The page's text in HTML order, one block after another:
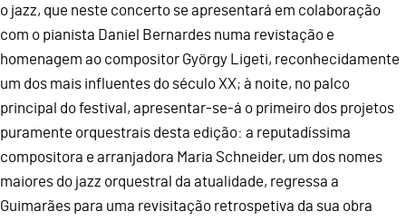
o jazz, que neste concerto se apresentará em colaboração
com o pianista Daniel Bernardes numa revistação e
homenagem ao compositor György Ligeti, reconhecidamente
um dos mais influentes do século XX; à noite, no palco
principal do festival, apresentar-se-á o primeiro dos projetos
puramente orquestrais desta edição: a reputadíssima
compositora e arranjadora Maria Schneider, um dos nomes
maiores do jazz orquestral da atualidade, regressa a
Guimarães para uma revisitação retrospetiva da sua obra